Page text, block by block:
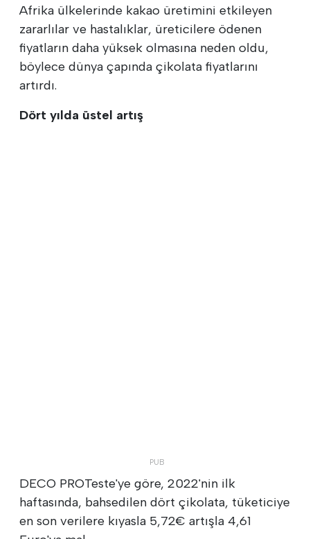
Afrika ülkelerinde kakao üretimini etkileyen
zararlılar ve hastalıklar, üreticilere ödenen
fiyatların daha yüksek olmasına neden oldu,
böylece dünya çapında çikolata fiyatlarını
artırdı.
Dört yılda üstel artış
DECO PROTeste'ye göre, 2022'nin ilk
haftasında, bahsedilen dört çikolata, tüketiciye
en son verilere kıyasla 5,72€ artışla 4,61